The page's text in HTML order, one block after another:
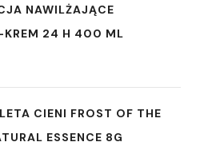
NAWILŻAJĄCE
KREM 24 H 400 ML
CIENI FROST OF THE
ESSENCE 8G